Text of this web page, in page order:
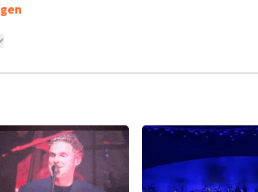
echten Kunden. Es ist nicht möglich,
bis eine Bewertung veröffentlicht wird.